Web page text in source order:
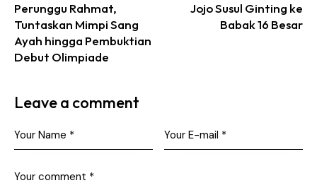
Perunggu Rahmat,
Tuntaskan Mimpi Sang
Ayah hingga Pembuktian
Debut Olimpiade
Jojo Susul Ginting ke
Babak 16 Besar
Leave a comment